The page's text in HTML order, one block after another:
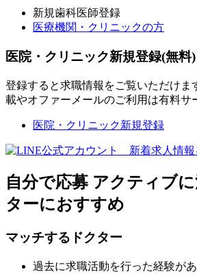
新規歯科医師登録
医療機関・クリニックの方
医院・クリニック新規登録(無料)
登録すると求職情報をご覧いただけま
載やオファーメールのご利用は有料サ
医院・クリニック新規登録
自分で応募 アクティブ
ターにおすすめ
マッチするドクター
過去に求職活動を行った経験が